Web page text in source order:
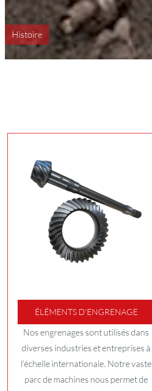
Histoire
ÉLÉMENTS D'ENGRENAGE
Nos engrenages sont utilisés dans
diverses industries et entreprises à
l'échelle internationale. Notre vaste
parc de machines nous permet de